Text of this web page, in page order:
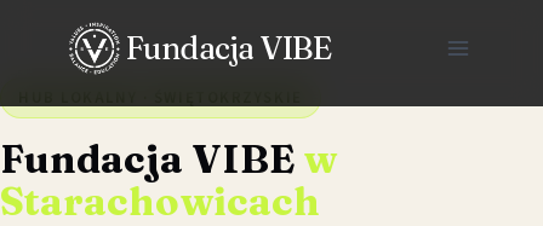
Fundacja VIBE
Fundacja VIBE w
Starachowicach